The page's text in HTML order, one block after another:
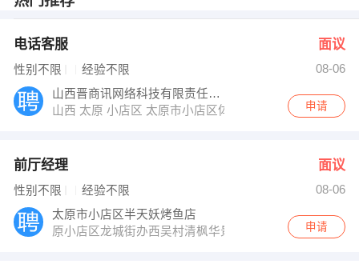
经理 发布 [金融助理 ] 招聘信息
【山西博岩消防工程有限公司 】 强势入驻
电话客服 面议
性别不限 经验不限
08-06
山西晋商讯网络科技有限责任公司
山西 太原 小店区 太原市小店区体育路62号永利国际中心
申请
前厅经理 面议
性别不限 经验不限
08-06
太原市小店区半天妖烤鱼店
原小店区龙城街办西吴村清枫华景小区C座2单元20层
申请